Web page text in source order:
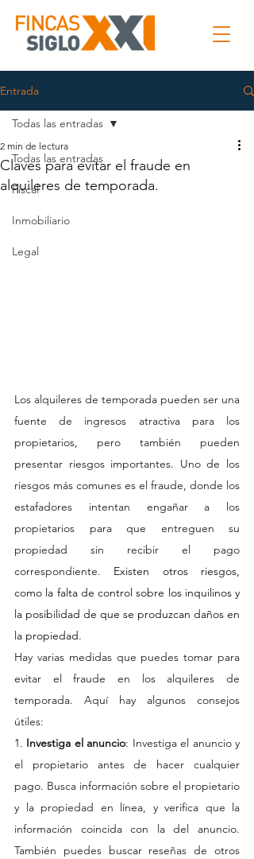
Entrada
Todas las entradas
Fiscal
Inmobiliario
Legal
Todas las entradas
Claves para evitar el fraude en
alquileres de temporada.
2 min de lectura
Los alquileres de temporada pueden ser una
fuente de ingresos atractiva para los
propietarios, pero también pueden
presentar riesgos importantes. Uno de los
riesgos más comunes es el fraude, donde los
estafadores intentan engañar a los
propietarios para que entreguen su
propiedad sin recibir el pago
correspondiente. Existen otros riesgos,
como la falta de control sobre los inquilinos y
la posibilidad de que se produzcan daños en
la propiedad.
Hay varias medidas que puedes tomar para
evitar el fraude en los alquileres de
temporada. Aquí hay algunos consejos
útiles:
1. Investiga el anuncio: Investiga el anuncio y
el propietario antes de hacer cualquier
pago. Busca información sobre el propietario
y la propiedad en línea, y verifica que la
información coincida con la del anuncio.
También puedes buscar reseñas de otros